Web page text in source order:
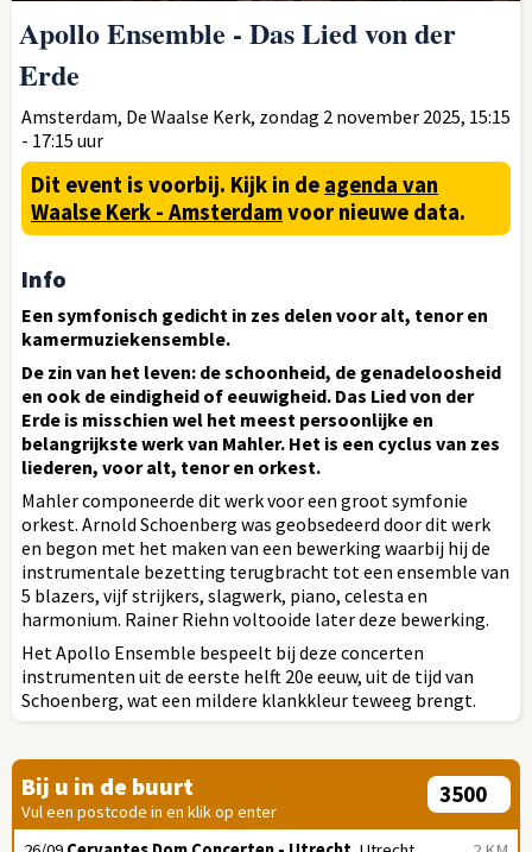
Apollo Ensemble - Das Lied von der
Erde
Amsterdam, De Waalse Kerk, zondag 2 november 2025, 15:15
- 17:15 uur
Dit event is voorbij. Kijk in de agenda van
Waalse Kerk - Amsterdamvoor nieuwe data.
Info
Een symfonisch gedicht in zes delen voor alt, tenor en
kamermuziekensemble.
De zin van het leven: de schoonheid, de genadeloosheid
en ook de eindigheid of eeuwigheid. Das Lied von der
Erde is misschien wel het meest persoonlijke en
belangrijkste werk van Mahler. Het is een cyclus van zes
liederen, voor alt, tenor en orkest.
Mahler componeerde dit werk voor een groot symfonie
orkest. Arnold Schoenberg was geobsedeerd door dit werk
en begon met het maken van een bewerking waarbij hij de
instrumentale bezetting terugbracht tot een ensemble van
5 blazers, vijf strijkers, slagwerk, piano, celesta en
harmonium. Rainer Riehn voltooide later deze bewerking.
Het Apollo Ensemble bespeelt bij deze concerten
instrumenten uit de eerste helft 20e eeuw, uit de tijd van
Schoenberg, wat een mildere klankkleur teweeg brengt.
Bij u in de buurt
Vul een postcode in en klik op enter